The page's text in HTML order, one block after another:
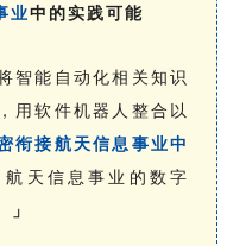
业中的实践可能
智能自动化相关知识
用软件机器人整合以
衔接航天信息事业中
天信息事业的数字
」